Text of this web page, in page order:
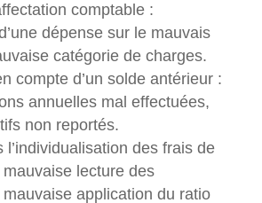
comptable :
dépense sur le mauvais
catégorie de charges.
compte d’un solde antérieur :
annuelles mal effectuées,
non reportés.
l’individualisation des frais de
lecture des
application du ratio